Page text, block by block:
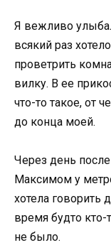
Я вежливо
всякий раз
проветрить
вилку. В ее
что-то такое, от
до конца моей.
Через день
Максимом у
хотела говорить
время будто
не было.